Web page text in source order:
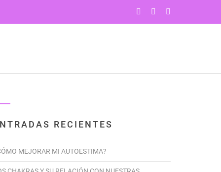
RECIENTES
MEJORAR MI AUTOESTIMA?